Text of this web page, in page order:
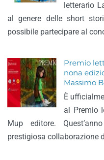
letterario
al genere delle short
possibile partecipare al
Premio
nona
Massimo
È
al Premio
Mup editore.
prestigiosa collaborazione